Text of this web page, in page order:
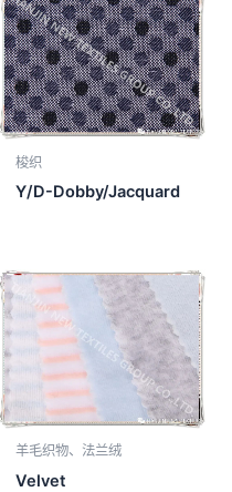
梭织
Y/D-Dobby/Jacquard
羊毛织物、法兰绒
Velvet